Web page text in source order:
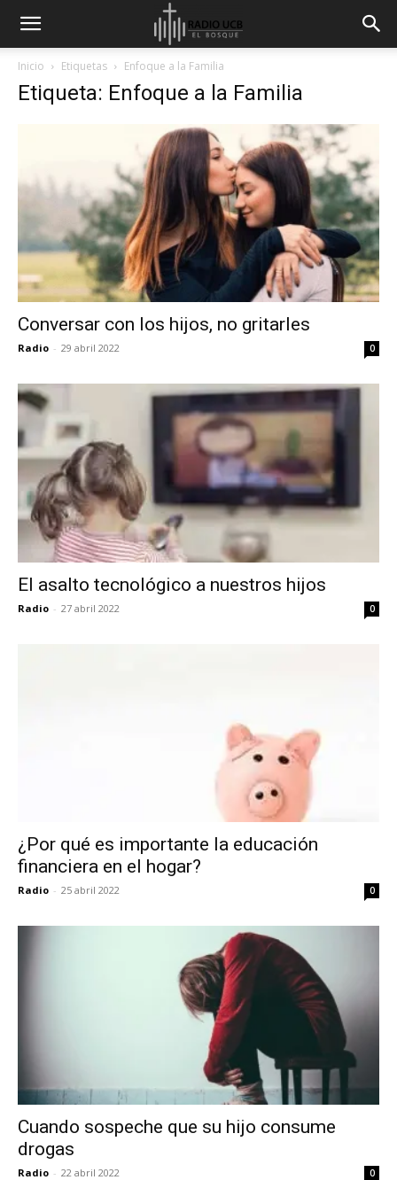
Inicio Etiquetas Enfoque a la Familia
Etiqueta: Enfoque a la Familia
Conversar con los hijos, no gritarles
Radio - 29 abril 2022 0
El asalto tecnológico a nuestros hijos
Radio - 27 abril 2022 0
¿Por qué es importante la educación
financiera en el hogar?
Radio - 25 abril 2022 0
Cuando sospeche que su hijo consume
drogas
Radio - 22 abril 2022 0